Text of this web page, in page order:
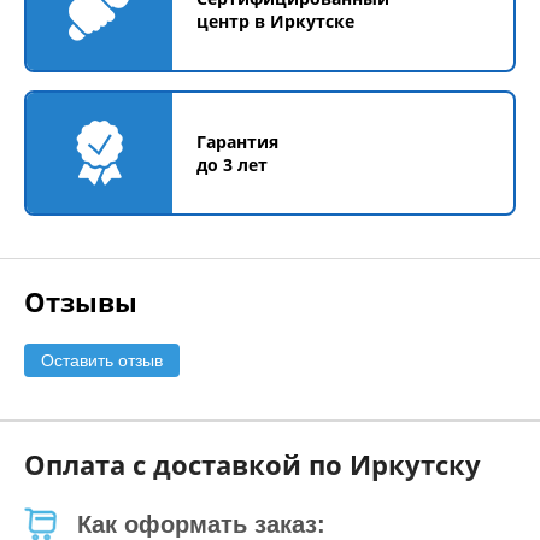
центр в Иркутске
Гарантия
до 3 лет
Отзывы
Оставить отзыв
Оплата с доставкой по Иркутску
Как оформать заказ: